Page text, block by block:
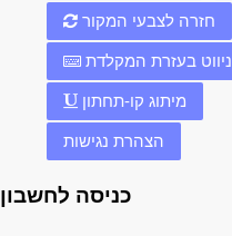
חזרה לצבעי המקור
ניווט בעזרת המקלדת
מיתוג קו-תחתון
הצהרת נגישות
כניסה לחשבון